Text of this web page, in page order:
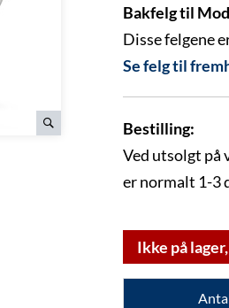
Bakfelg til
Disse felgene
Se felg til
Bestilling:
Ved utsolgt på
er normalt 1-3
Ikke på